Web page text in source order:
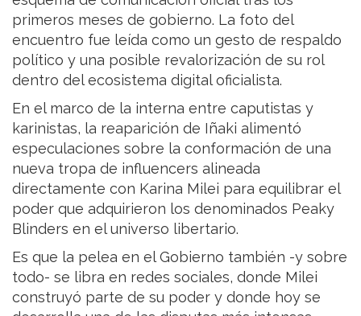
primeros meses de gobierno. La foto del
encuentro fue leída como un gesto de respaldo
político y una posible revalorización de su rol
dentro del ecosistema digital oficialista.
En el marco de la interna entre caputistas y
karinistas, la reaparición de Iñaki alimentó
especulaciones sobre la conformación de una
nueva tropa de influencers alineada
directamente con Karina Milei para equilibrar el
poder que adquirieron los denominados Peaky
Blinders en el universo libertario.
Es que la pelea en el Gobierno también -y sobre
todo- se libra en redes sociales, donde Milei
construyó parte de su poder y donde hoy se